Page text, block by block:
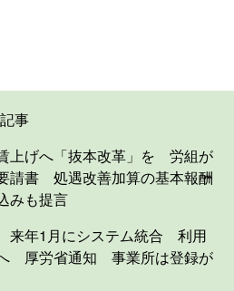
事
上げへ「抜本改革」を 労組が
請書 処遇改善加算の基本報酬
みも提言
来年1月にシステム統合 利用
厚労省通知 事業所は登録が